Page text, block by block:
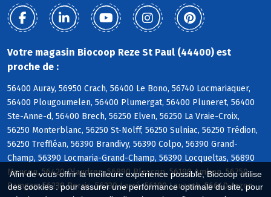
Afin de vous offrir la meilleure expérience possible, Biocoop utilise
des cookies : pour assurer une performance optimale du site, pour
Votre magasin Biocoop Reze St Paul (44400) est
proche de :
56400 Auray, 56950 Crach, 56400 Le Bono, 56740 Locmariaquer,
56400 Plougoumelen, 56400 Plumergat, 56400 Pluneret, 56400
Ste-Anne-d, 56400 Brech, 56250 Elven, 56250 La Vraie-Croix,
56250 Monterblanc, 56250 St-Nolff, 56250 Sulniac, 56250 Trédion,
56250 Treffléan, 56390 Brandivy, 56390 Colpo, 56390 Grand-
Champ, 56390 Locmaria-Grand-Champ, 56390 Locqueltas, 56890
Meucon, 56420 Plaudren, 56890 Plescop, 56190 Ambon, 56750
Damgan, 56230 Berric, 56230 Larré, 56190 Lauzach, 56640 Arzon